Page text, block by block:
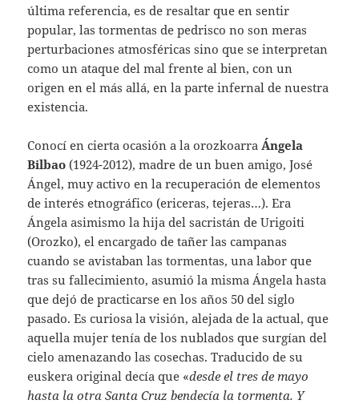
última referencia, es de resaltar que en sentir
popular, las tormentas de pedrisco no son meras
perturbaciones atmosféricas sino que se interpretan
como un ataque del mal frente al bien, con un
origen en el más allá, en la parte infernal de nuestra
existencia.
Conocí en cierta ocasión a la orozkoarra Ángela
Bilbao(1924-2012), madre de un buen amigo, José
Ángel, muy activo en la recuperación de elementos
de interés etnográfico (ericeras, tejeras…). Era
Ángela asimismo la hija del sacristán de Urigoiti
(Orozko), el encargado de tañer las campanas
cuando se avistaban las tormentas, una labor que
tras su fallecimiento, asumió la misma Ángela hasta
que dejó de practicarse en los años 50 del siglo
pasado. Es curiosa la visión, alejada de la actual, que
aquella mujer tenía de los nublados que surgían del
cielo amenazando las cosechas. Traducido de su
euskera original decía que «desde el tres de mayo
hasta la otra Santa Cruz bendecía la tormenta. Y